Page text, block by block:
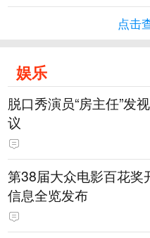
点击
娱乐
脱口秀演员“房主任”发
议
第38届大众电影百花奖
信息全览发布